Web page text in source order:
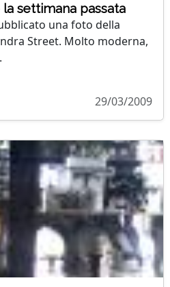
settimana passata
una foto della
Street. Molto moderna,
29/03/2009